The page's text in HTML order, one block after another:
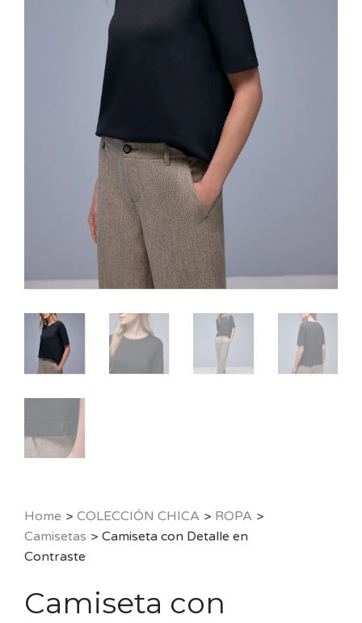
Home > COLECCIÓN CHICA > ROPA >
Camisetas > Camiseta con Detalle en
Contraste
Camiseta con